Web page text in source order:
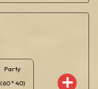
Party
(60 * 40)